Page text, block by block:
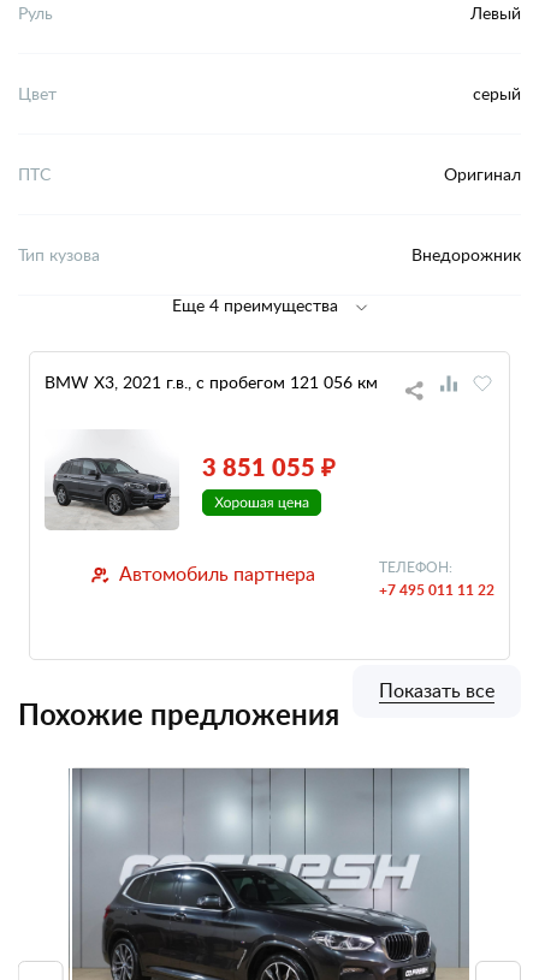
Руль Левый
Цвет серый
ПТС Оригинал
Тип кузова Внедорожник
Еще 4 преимущества
BMW X3, 2021 г.в., с пробегом 121 056 км
3 851 055 ₽
Автомобиль партнера ТЕЛЕФОН:
+7 495 011 11 22
Похожие предложения
Показать все